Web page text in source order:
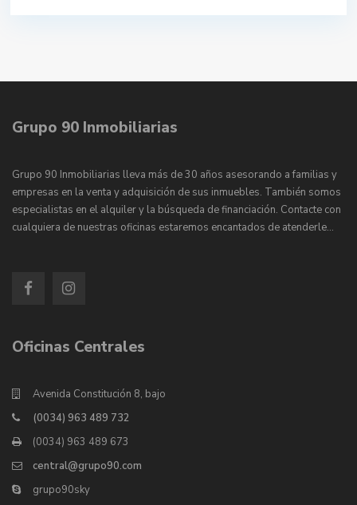
Grupo 90 Inmobiliarias
Grupo 90 Inmobiliarias lleva más de 30 años asesorando a familias y
empresas en la venta y adquisición de sus inmuebles. También somos
especialistas en el alquiler y la búsqueda de financiación. Contacte con
cualquiera de nuestras oficinas estaremos encantados de atenderle…
Oficinas Centrales
Avenida Constitución 8, bajo
(0034) 963 489 732
(0034) 963 489 673
central@grupo90.com
grupo90sky